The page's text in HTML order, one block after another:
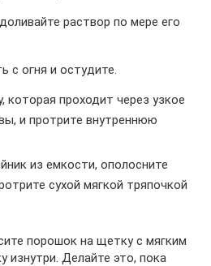
раствор по мере его
с огня и остудите.
которая проходит через узкое
и протрите внутреннюю
из емкости, ополосните
сухой мягкой тряпочкой
порошок на щетку с мягким
изнутри. Делайте это, пока